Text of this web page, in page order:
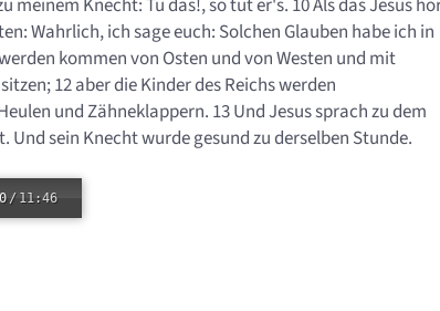
Wahrlich, ich sage euch: Solchen Glauben habe ich in
kommen von Osten und von Westen und mit
12 aber die Kinder des Reichs werden
und Zähneklappern. 13 Und Jesus sprach zu dem
sein Knecht wurde gesund zu derselben Stunde.
/ 11:46